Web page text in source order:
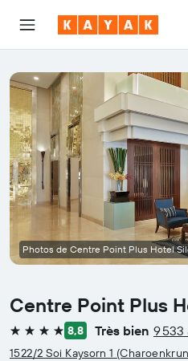
Centre Point Plus
4 étoiles 8,8 Très bien 9 533
1522/2 Soi Kaysorn 1
Photos de Centre Point Plus Hotel